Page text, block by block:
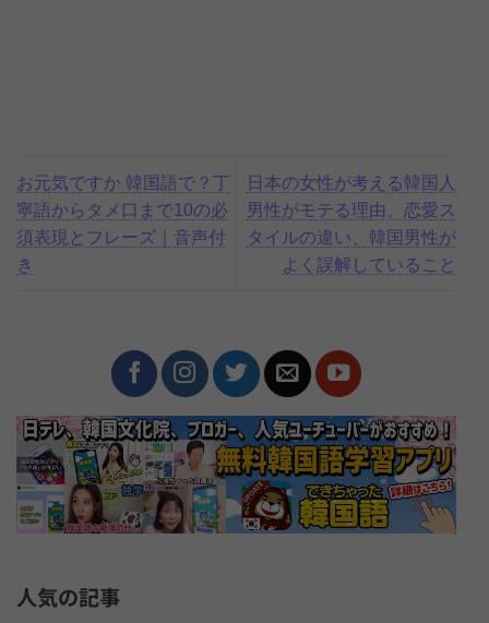
お元気ですか 韓国語で？丁
寧語からタメ口まで10の必
須表現とフレーズ｜音声付
き
日本の女性が考える韓国人
男性がモテる理由、恋愛ス
タイルの違い、韓国男性が
よく誤解していること
人気の記事